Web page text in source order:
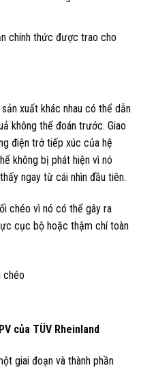
chính thức được trao cho
xuất khác nhau có thể dẫn
không thể đoán trước. Giao
điện trở tiếp xúc của hệ
không bị phát hiện vì nó
ngay từ cái nhìn đầu tiên.
chéo vì nó có thể gây ra
cục bộ hoặc thậm chí toàn
của TÜV Rheinland
giai đoạn và thành phần